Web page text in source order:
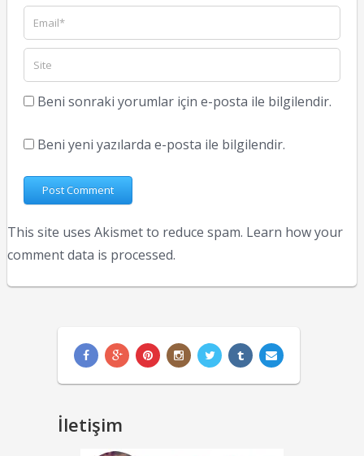
Beni sonraki yorumlar için e-posta ile bilgilendir.
Beni yeni yazılarda e-posta ile bilgilendir.
This site uses Akismet to reduce spam. Learn how your
comment data is processed.
İletişim